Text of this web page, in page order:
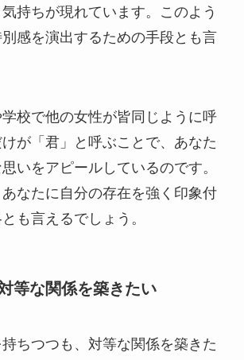
持ちが現れています。このよう
感を演出するための手段とも言
校で他の女性が皆同じように呼
が「君」と呼ぶことで、あなた
いをアピールしているのです。
なたに自分の存在を強く印象付
も言えるでしょう。
等な関係を築きたい
ちつつも、対等な関係を築きた